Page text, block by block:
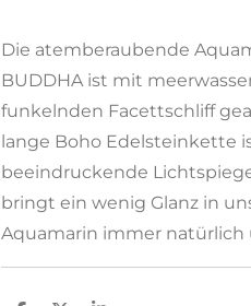
Die atemberaubende
BUDDHA ist mit
funkelnden Facettschliff
lange Boho Edelsteinkette
beeindruckende
bringt ein wenig Glanz in
Aquamarin immer